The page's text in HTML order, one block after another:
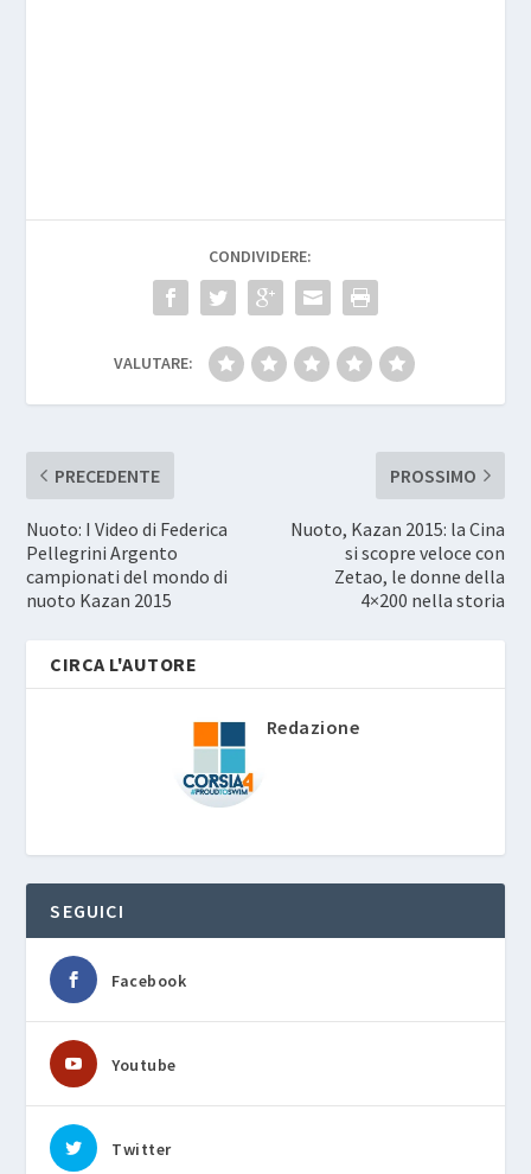
CONDIVIDERE:
VALUTARE:
PRECEDENTE
Nuoto: I Video di Federica
Pellegrini Argento
campionati del mondo di
nuoto Kazan 2015
PROSSIMO
Nuoto, Kazan 2015: la Cina
si scopre veloce con
Zetao, le donne della
4×200 nella storia
CIRCA L'AUTORE
Redazione
SEGUICI
Facebook
Youtube
Twitter